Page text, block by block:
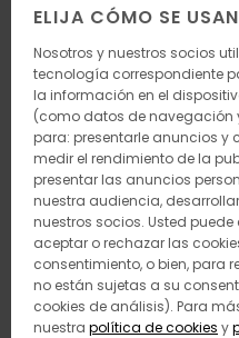
ELIJA CÓMO SE
Nosotros y nuestros socios
tecnología correspondiente
la información en el
(como datos de navegación
para: presentarle anuncios y
medir el rendimiento de la
presentar las anuncios
nuestra audiencia,
nuestros socios. Usted
aceptar o rechazar las
consentimiento, o bien, para
no están sujetas a su
cookies de análisis). Para
nuestra política de cookies y